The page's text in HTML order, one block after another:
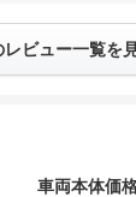
ビュー一覧を
車両本体価